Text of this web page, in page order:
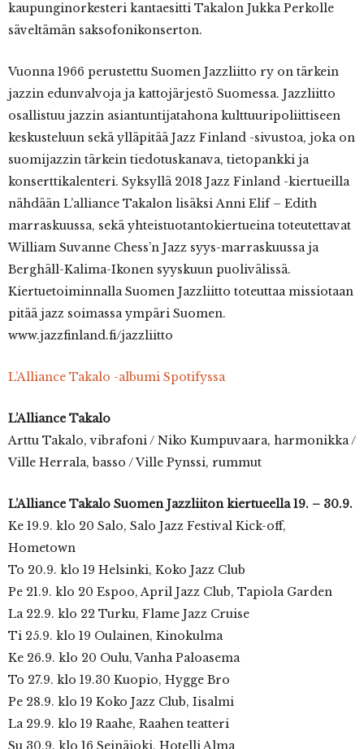
kaupunginorkesteri kantaesitti Takalon Jukka Perkolle
säveltämän saksofonikonserton.
Vuonna 1966 perustettu Suomen Jazzliitto ry on tärkein
jazzin edunvalvoja ja kattojärjestö Suomessa. Jazzliitto
osallistuu jazzin asiantuntijatahona kulttuuripoliittiseen
keskusteluun sekä ylläpitää Jazz Finland -sivustoa, joka on
suomijazzin tärkein tiedotuskanava, tietopankki ja
konserttikalenteri. Syksyllä 2018 Jazz Finland -kiertueilla
nähdään L’alliance Takalon lisäksi Anni Elif – Edith
marraskuussa, sekä yhteistuotantokiertueina toteutettavat
William Suvanne Chess’n Jazz syys-marraskuussa ja
Berghäll-Kalima-Ikonen syyskuun puolivälissä.
Kiertuetoiminnalla Suomen Jazzliitto toteuttaa missiotaan
pitää jazz soimassa ympäri Suomen.
www.jazzfinland.fi/jazzliitto
L’Alliance Takalo -albumi Spotifyssa
L’Alliance Takalo
Arttu Takalo, vibrafoni / Niko Kumpuvaara, harmonikka /
Ville Herrala, basso / Ville Pynssi, rummut
L’Alliance Takalo Suomen Jazzliiton kiertueella 19. – 30.9.
Ke 19.9. klo 20 Salo, Salo Jazz Festival Kick-off,
Hometown
To 20.9. klo 19 Helsinki, Koko Jazz Club
Pe 21.9. klo 20 Espoo, April Jazz Club, Tapiola Garden
La 22.9. klo 22 Turku, Flame Jazz Cruise
Ti 25.9. klo 19 Oulainen, Kinokulma
Ke 26.9. klo 20 Oulu, Vanha Paloasema
To 27.9. klo 19.30 Kuopio, Hygge Bro
Pe 28.9. klo 19 Koko Jazz Club, Iisalmi
La 29.9. klo 19 Raahe, Raahen teatteri
Su 30.9. klo 16 Seinäjoki, Hotelli Alma